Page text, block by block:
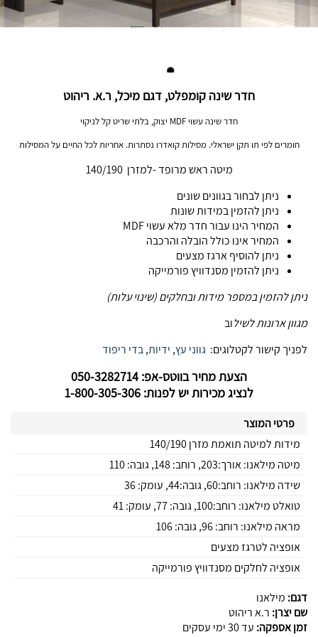
חדר שינה קומפלט, דגם מיכל, ר.א. ריהוט
חדר שינה עשוי MDF יצוק, בלתי שריט קל לניקוי
חומרים לפי תו תקן ישראלי. מסילות קואדרו נסתרות. אחריות לכל החיים על המסילות
מיטה ראש מרופד -למזרן 140/190
ניתן לבחור בגוונים שונים
ניתן להזמין במידות שונות
המחיר הינו עבור חדר מלא עשוי MDF
המחיר אינו כולל הובלה והרכבה
ניתן להוסיף ארגז מצעים
ניתן להזמין מסנדוויץ פורמייקה
ניתן להזמין במספר מידות ובחלקים (שינוי עלות)
מגוון ארונות לשילוב
לפניך קישור לקטלוגים: גווני עץ, ידיות,בדי ריפוד
הצעת מחיר בווטס-אפ: 050-3282714
לנציג מכירות יש לפנות: 1-800-305-306
פרטי המוצר
מידות למיטה תואמת מזרן 140/190
מיטה מילאנו: אורך:203, רוחב: 148, גובה: 110
שידה מילאנו: רוחב:60, גובה:44, עומק: 36
טואלט מילאנו: רוחב:100, גובה: 77, עומק: 41
מראה מילאנו: רוחב: 96, גובה: 106
אופציה לטרגז מצעים
אופציה לחלקים מסנדוויץ פורמייקה
דגם: מילאנו
שם יצרן: ר.א ריהוט
זמן אספקה: עד 30 ימי עסקים